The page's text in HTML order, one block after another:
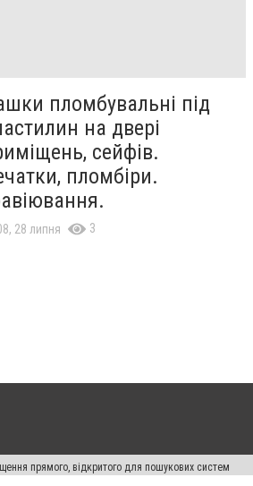
пломбувальні під
на двері
сейфів.
пломбіри.
28 липня 3
прямого, відкритого для пошукових систем